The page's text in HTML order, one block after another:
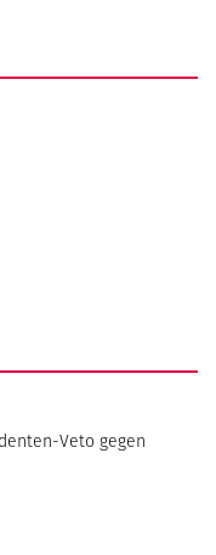
Veto gegen